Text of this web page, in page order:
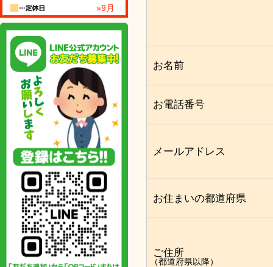
お名前
お電話番号
メールアドレス
お住まいの都道府県
ご住所
（都道府県以降）
»9月